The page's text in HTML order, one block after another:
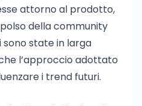
attorno al prodotto,
della community
sono state in larga
l’approccio adottato
i trend futuri.